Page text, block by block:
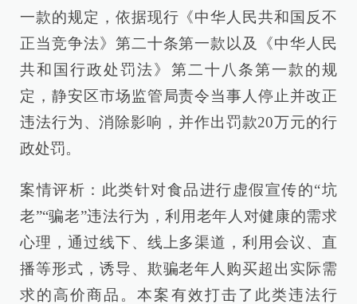
一款的规定，依据现行《中华人民共和国反不
正当竞争法》第二十条第一款以及《中华人民
共和国行政处罚法》第二十八条第一款的规
定，静安区市场监管局责令当事人停止并改正
违法行为、消除影响，并作出罚款20万元的行
政处罚。
案情评析：此类针对食品进行虚假宣传的“坑
老”“骗老”违法行为，利用老年人对健康的需求
心理，通过线下、线上多渠道，利用会议、直
播等形式，诱导、欺骗老年人购买超出实际需
求的高价商品。本案有效打击了此类违法行